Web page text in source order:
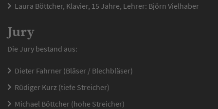
Laura Böttcher, Klavier, 15 Jahre, Lehrer: Björn Vielhaber
Jury
Die Jury bestand aus:
Dieter Fahrner (Bläser / Blechbläser)
Rüdiger Kurz (tiefe Streicher)
Michael Böttcher (hohe Streicher)